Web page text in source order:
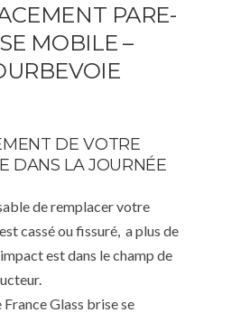
PARE-
MOBILE –
DE VOTRE
DANS LA JOURNÉE
de remplacer votre
cassé ou fissuré, a plus de
est dans le champ de
France Glass brise se